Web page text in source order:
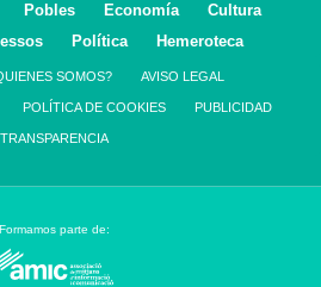
Pobles Economía
Cultura
Política Hemeroteca
SOMOS? AVISO LEGAL
POLÍTICA DE COOKIES PUBLICIDAD
TRANSPARENCIA
Formamos parte de: